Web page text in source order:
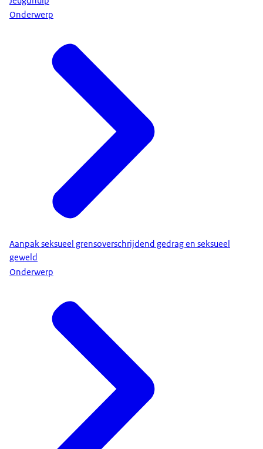
Onderwerp
Aanpak seksueel grensoverschrijdend gedrag en seksueel
geweld
Onderwerp